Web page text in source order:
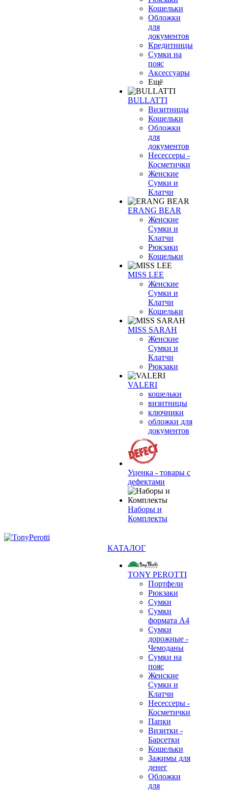
Кошельки
Обложки
для
документов
Кредитницы
Сумки на
пояс
Аксессуары
Ещё
BULLATTI
Визитницы
Кошельки
Обложки
для
документов
Несессеры -
Косметички
Женские
Сумки и
Клатчи
ERANG BEAR
Женские
Сумки и
Клатчи
Рюкзаки
Кошельки
MISS LEE
Женские
Сумки и
Клатчи
Кошельки
MISS SARAH
Женские
Сумки и
Клатчи
Рюкзаки
VALERI
кошельки
визитницы
ключники
обложки для
документов
Уценка - товары с
дефектами
Наборы и
Комплекты
КАТАЛОГ
TONY PEROTTI
Портфели
Рюкзаки
Сумки
Сумки
формата А4
Сумки
дорожные -
Чемоданы
Сумки на
пояс
Женские
Сумки и
Клатчи
Несессеры -
Косметички
Папки
Визитки -
Барсетки
Кошельки
Зажимы для
денег
Обложки
для